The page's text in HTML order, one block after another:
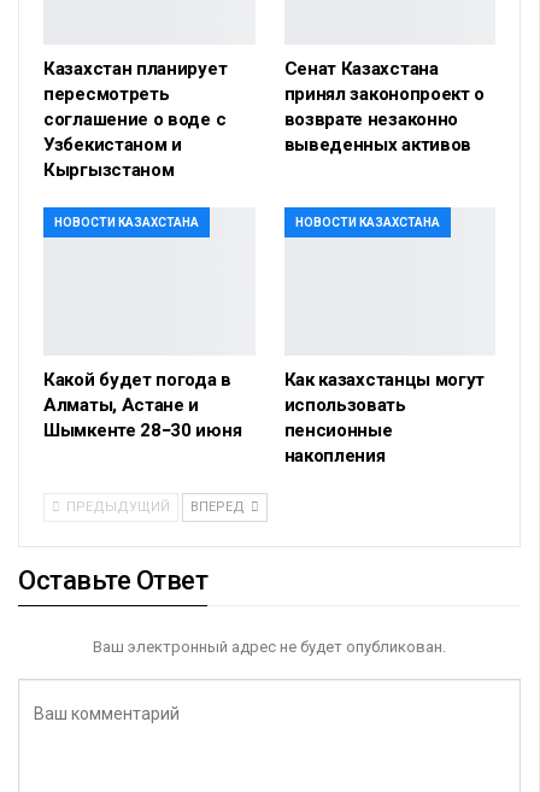
Казахстан планирует
пересмотреть
соглашение о воде с
Узбекистаном и
Кыргызстаном
Сенат Казахстана
принял законопроект о
возврате незаконно
выведенных активов
НОВОСТИ КАЗАХСТАНА
Какой будет погода в
Алматы, Астане и
Шымкенте 28−30 июня
НОВОСТИ КАЗАХСТАНА
Как казахстанцы могут
использовать
пенсионные
накопления
ПРЕДЫДУЩИЙ ВПЕРЕД
Оставьте Ответ
Ваш электронный адрес не будет опубликован.